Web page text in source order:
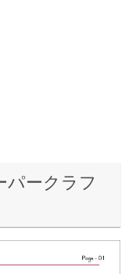
パークラフ